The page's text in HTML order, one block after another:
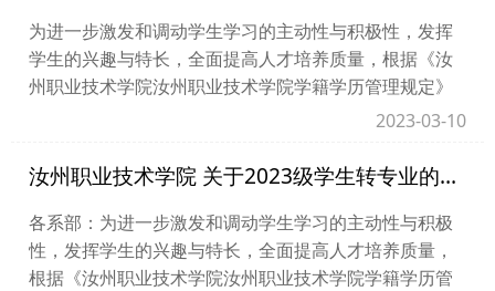
为进一步激发和调动学生学习的主动性与积极性，发挥
学生的兴趣与特长，全面提高人才培养质量，根据《汝
州职业技术学院汝州职业技术学院学籍学历管理规定》
和《汝州职业技术学院转专业工作实施办法（试行）》
2023-03-10
汝州职业技术学院 关于2023级学生转专业的通知
各系部：为进一步激发和调动学生学习的主动性与积极
性，发挥学生的兴趣与特长，全面提高人才培养质量，
根据《汝州职业技术学院汝州职业技术学院学籍学历管